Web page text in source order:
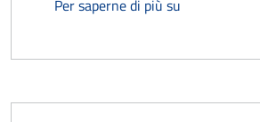
Per saperne di più su